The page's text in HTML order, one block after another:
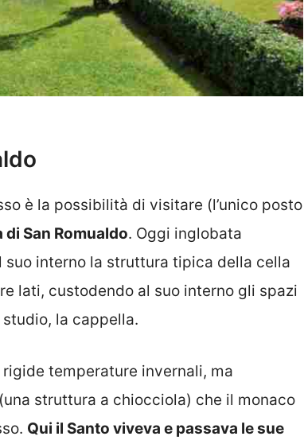
è la possibilità di visitare (l’unico posto
di San Romualdo. Oggi inglobata
interno la struttura tipica della cella
lati, custodendo al suo interno gli spazi
la cappella.
temperature invernali, ma
struttura a chiocciola) che il monaco
Qui il Santo viveva e passava le sue